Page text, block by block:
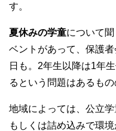
す。
夏休みの学童について
ベントがあって、保護
日も。2年生以降は1年
るという問題はあるも
地域によっては、公立
もしくは詰め込みで環